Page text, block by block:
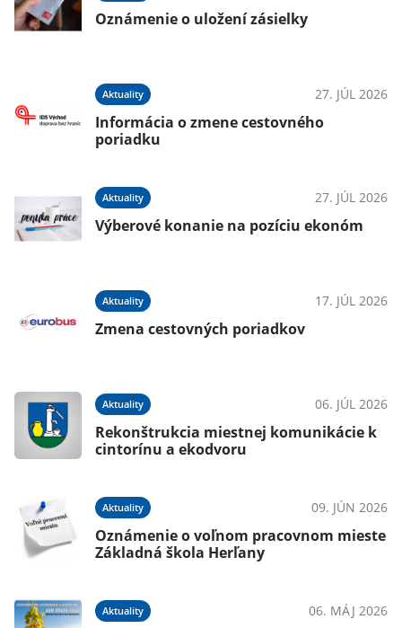
Oznámenie o uložení zásielky
Aktuality 27. JÚL 2026
Informácia o zmene cestovného
poriadku
Aktuality 27. JÚL 2026
Výberové konanie na pozíciu ekonóm
Aktuality 17. JÚL 2026
Zmena cestovných poriadkov
Aktuality 06. JÚL 2026
Rekonštrukcia miestnej komunikácie k
cintorínu a ekodvoru
Aktuality 09. JÚN 2026
Oznámenie o voľnom pracovnom mieste
Základná škola Herľany
Aktuality 06. MÁJ 2026